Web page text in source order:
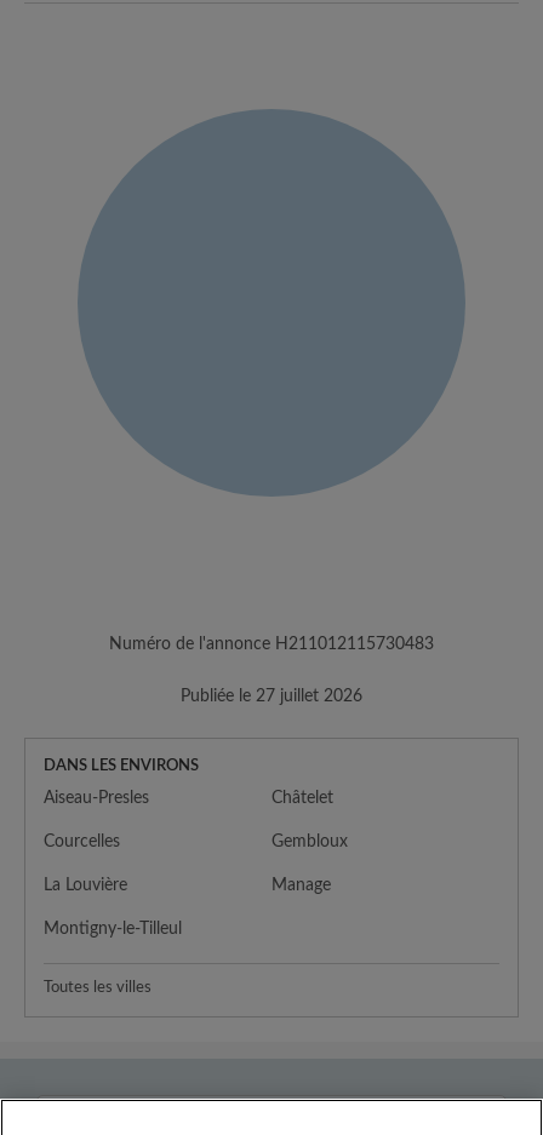
Numéro de l'annonce H211012115730483
Publiée le 27 juillet 2026
DANS LES ENVIRONS
Aiseau-Presles Châtelet
Courcelles Gembloux
La Louvière Manage
Montigny-le-Tilleul
Toutes les villes